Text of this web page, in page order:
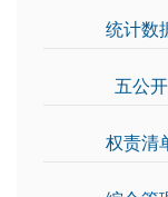
统计数
五公开
权责清